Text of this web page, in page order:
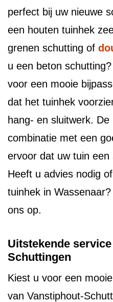
perfect bij uw nieuwe
een houten tuinhek
grenen schutting of
u een beton
voor een mooie
dat het tuinhek
hang- en sluitwerk.
combinatie met een
ervoor dat uw tuin
Heeft u advies nodig
tuinhek in
ons op.
Uitstekende
Schuttingen
Kiest u voor een
van Vanstiphout-